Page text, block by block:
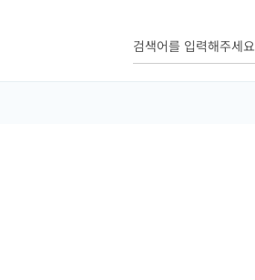
검색어를 입력해주세요